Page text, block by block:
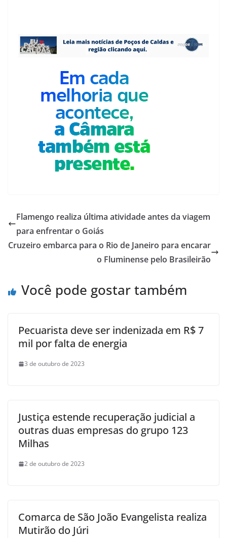
Flamengo realiza última atividade antes da viagem
para enfrentar o Goiás
Cruzeiro embarca para o Rio de Janeiro para encarar
o Fluminense pelo Brasileirão
Você pode gostar também
Pecuarista deve ser indenizada em R$ 7
mil por falta de energia
3 de outubro de 2023
Justiça estende recuperação judicial a
outras duas empresas do grupo 123
Milhas
2 de outubro de 2023
Comarca de São João Evangelista realiza
Mutirão do Júri